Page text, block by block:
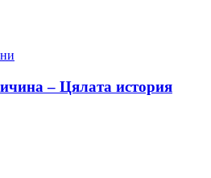
– Цялата история